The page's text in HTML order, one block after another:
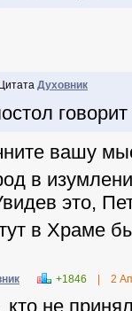
Цитата Духовник
вашу
в
это,
в Храме
+1846 2
кто не